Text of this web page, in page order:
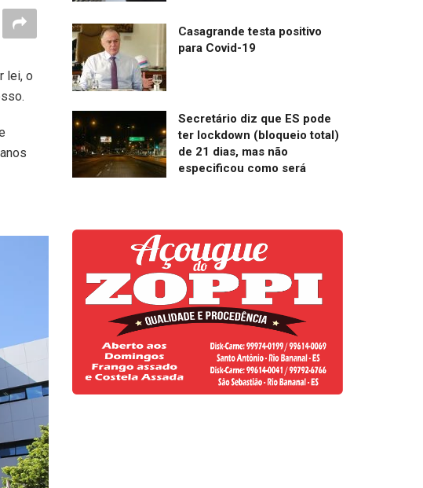
lei, o
Casagrande testa positivo
para Covid-19
Secretário diz que ES pode
ter lockdown (bloqueio total)
de 21 dias, mas não
especificou como será